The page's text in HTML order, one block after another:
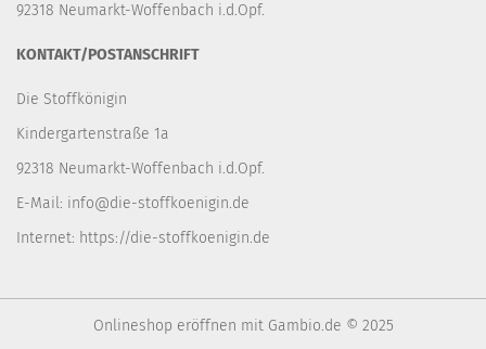
92318 Neumarkt-Woffenbach i.d.Opf.
KONTAKT/POSTANSCHRIFT
Die Stoffkönigin
Kindergartenstraße 1a
92318 Neumarkt-Woffenbach i.d.Opf.
E-Mail: info@die-stoffkoenigin.de
Internet: https://die-stoffkoenigin.de
Onlineshop eröffnen mit Gambio.de © 2025